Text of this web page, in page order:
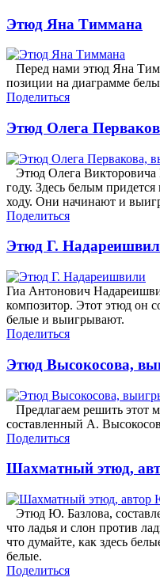
Этюд Яна Тиммана
Перед нами этюд Яна
позиции на диаграмме
Поделиться
Этюд Олега
Этюд Олега Викторовича
году. Здесь белым
ходу. Они начинают и
Поделиться
Этюд Г.
Гиа Антонович
композитор. Этот этюд он
белые и выигрывают.
Поделиться
Этюд Высокосова,
Предлагаем решить этот
составленный А.
Поделиться
Шахматный этюд,
Этюд Ю. Базлова,
что ладья и слон против
что думайте, как здесь
белые.
Поделиться